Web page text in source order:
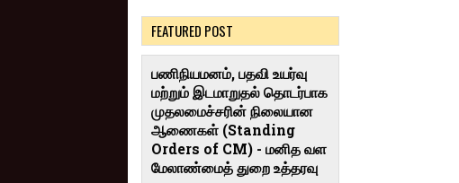
FEATURED POST
பணிநியமனம், பதவி உயர்வு
மற்றும் இடமாறுதல் தொடர்பாக
முதலமைச்சரின் நிலையான
ஆணைகள் (Standing
Orders of CM) - மனித வள
மேலாண்மைத் துறை உத்தரவு